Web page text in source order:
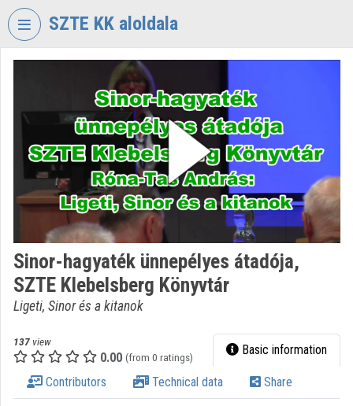
Skip header
SZTE KK aloldala
TORIUM
UNIVERSITY
SZEGED
KLEBELSBERG
LIBRARY
Organization home
Organization discovery
Categories
Organization playlists
Organizations
Sinor-hagyaték ünnepélyes átadója,
SZTE Klebelsberg Könyvtár
Ligeti, Sinor és a kitanok
137 view
0.00 (from 0 ratings) Basic information
Contributors Technical data Share